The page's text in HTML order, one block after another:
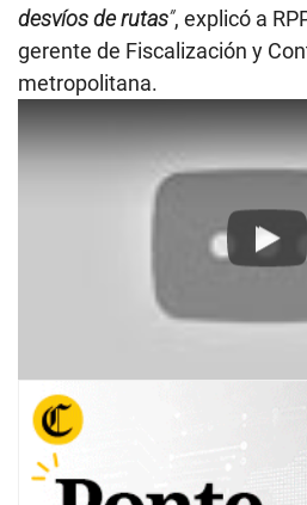
desvíos de rutas”, explicó a
gerente de Fiscalización y
metropolitana.
Play